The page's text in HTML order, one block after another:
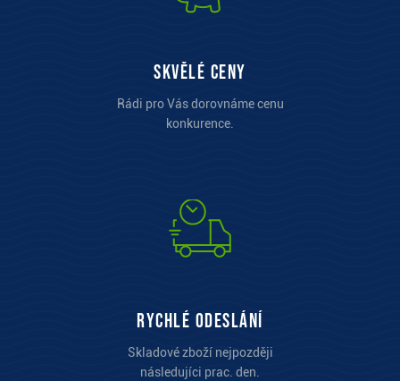
Skvělé ceny
Rádi pro Vás dorovnáme cenu
konkurence.
Rychlé odeslání
Skladové zboží nejpozději
následujíci prac. den.